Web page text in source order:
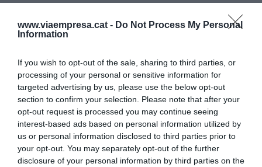
www.viaempresa.cat - Do Not Process My Personal
Information
If you wish to opt-out of the sale, sharing to third parties, or
processing of your personal or sensitive information for
targeted advertising by us, please use the below opt-out
section to confirm your selection. Please note that after your
opt-out request is processed you may continue seeing
interest-based ads based on personal information utilized by
us or personal information disclosed to third parties prior to
your opt-out. You may separately opt-out of the further
disclosure of your personal information by third parties on the
las empresas y los centros de formación. Como
oportunidades de negocio para el futuro, el
estudio prioriza el mundo TIC, la movilidad o las
tecnologías inmersivas.
AñadirVIA Empresacomo fuente preferida
de Google de forma gratuita
Mantente informado con las últimas noticias de
actualidad
ACTIVAR AHORA